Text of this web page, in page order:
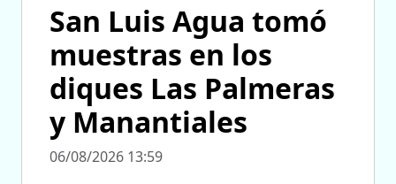
San Luis Agua tomó
muestras en los
diques Las Palmeras
y Manantiales
06/08/2026 13:59